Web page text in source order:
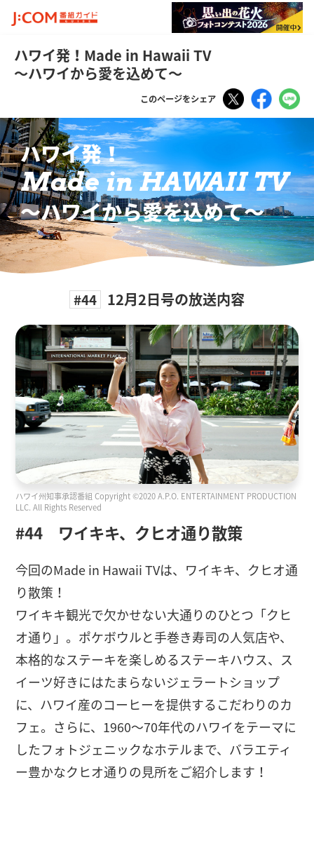
ハワイ発！Made in Hawaii TV
～ハワイから愛を込めて～
このページをシェア Tweet
ハワイ発！
Made in HAWAII TV
〜ハワイから愛を込めて〜
#44 12月2日号の放送内容
ハワイ州知事承認番組 Copyright ©2020 A.P.O. ENTERTAINMENT PRODUCTION
LLC. All Rights Reserved
#44 ワイキキ、クヒオ通り散策
今回のMade in Hawaii TVは、ワイキキ、クヒオ通
り散策！
ワイキキ観光で欠かせない大通りのひとつ「クヒ
オ通り」。ポケボウルと手巻き寿司の人気店や、
本格的なステーキを楽しめるステーキハウス、ス
イーツ好きにはたまらないジェラートショップ
に、ハワイ産のコーヒーを提供するこだわりのカ
フェ。さらに、1960〜70年代のハワイをテーマに
したフォトジェニックなホテルまで、バラエティ
ー豊かなクヒオ通りの見所をご紹介します！